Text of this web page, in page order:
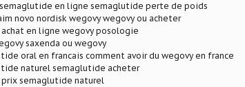
en ligne semaglutide perte de poids
novo nordisk wegovy wegovy ou acheter
achat en ligne wegovy posologie
saxenda ou wegovy
oral en francais comment avoir du wegovy en france
naturel semaglutide acheter
prix semaglutide naturel